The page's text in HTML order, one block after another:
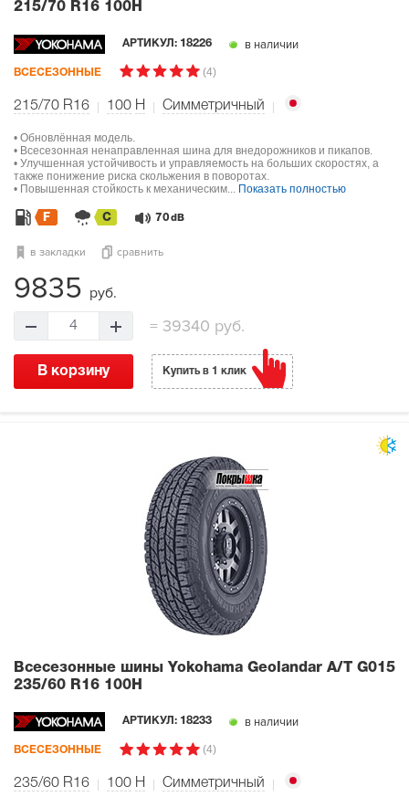
215/70 R16 100H
АРТИКУЛ: 18226 в наличии
ВСЕСЕЗОННЫЕ (4)
215/70 R16 100 H Симметричный
• Обновлённая модель.
• Всесезонная ненаправленная шина для внедорожников и пикапов.
• Улучшенная устойчивость и управляемость на больших скоростях, а
также понижение риска скольжения в поворотах.
• Повышенная стойкость к механическим...
Показать полностью
F C 70 dB
в закладки сравнить
9835 руб.
4 =39340 руб.
В корзину Купить в 1 клик
Всесезонные шины Yokohama Geolandar A/T G015
235/60 R16 100H
АРТИКУЛ: 18233 в наличии
ВСЕСЕЗОННЫЕ (4)
235/60 R16 100 H Симметричный